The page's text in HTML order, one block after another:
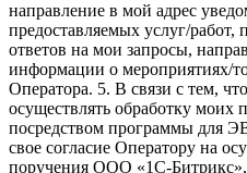
направление в мой адрес
предоставляемых услуг/работ,
ответов на мои запросы,
информации о мероприятиях/
Оператора. 5. В связи с тем,
осуществлять обработку моих
посредством программы для
свое согласие Оператору на
поручения ООО «1С-